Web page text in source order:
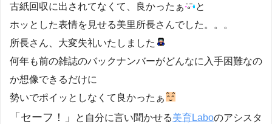
古紙回収に出されてなくて、良かったぁ
と
ホッとした表情を見せる美里所長さんでした。。。
所長さん、大変失礼いたしました
何年も前の雑誌のバックナンバーがどんなに入手困難なの
か想像できるだけに
勢いでポイッとしなくて良かったぁ
「セーフ！」 と自分に言い聞かせる美育Laboのアシスタ